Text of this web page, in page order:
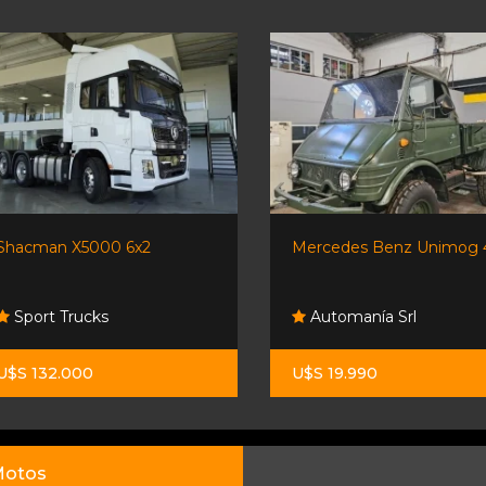
X5000 6x2
Sport Trucks
132.000
Mercedes Benz Unimog
Automanía Srl
U$S 19.990